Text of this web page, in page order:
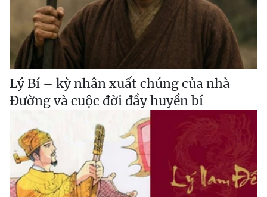
Lý Bí – kỳ nhân xuất chúng của nhà
Đường và cuộc đời đầy huyền bí